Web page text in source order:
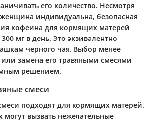
его количество. Несмотря
индивидуальна, безопасная
кофеина для кормящих матерей
мг в день. Это эквивалентно
черного чая. Выбор менее
замена его травяными смесями
решением.
смеси
подходят для кормящих матерей.
могут вызвать нежелательные